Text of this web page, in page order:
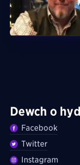
Dewch o
Facebook
Twitter
Instagram